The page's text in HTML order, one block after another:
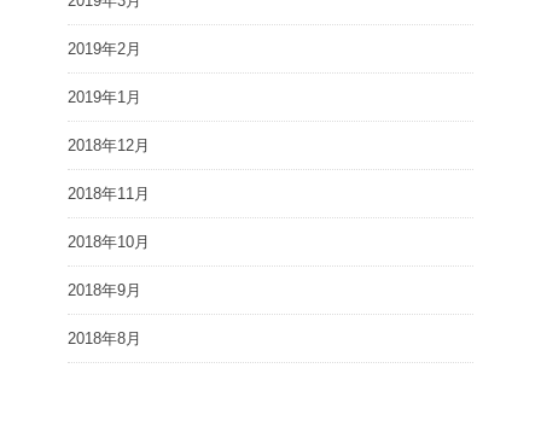
2019年2月
2019年1月
2018年12月
2018年11月
2018年10月
2018年9月
2018年8月